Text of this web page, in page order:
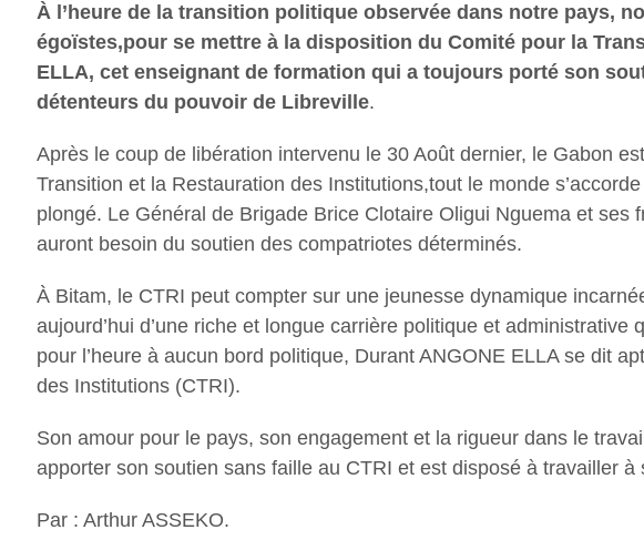
À l’heure de la transition politique observée dans notre pays,
égoïstes,pour se mettre à la disposition du Comité pour la
ELLA, cet enseignant de formation qui a toujours porté son
détenteurs du pouvoir de Libreville.
Après le coup de libération intervenu le 30 Août dernier, le Gabon
Transition et la Restauration des Institutions,tout le monde
plongé. Le Général de Brigade Brice Clotaire Oligui Nguema et
auront besoin du soutien des compatriotes déterminés.
À Bitam, le CTRI peut compter sur une jeunesse dynamique
aujourd’hui d’une riche et longue carrière politique et
pour l’heure à aucun bord politique, Durant ANGONE ELLA se dit
des Institutions (CTRI).
Son amour pour le pays, son engagement et la rigueur dans le
apporter son soutien sans faille au CTRI et est disposé à travailler à
Par : Arthur ASSEKO.